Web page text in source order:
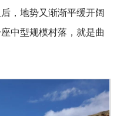
，地势又渐渐平缓开阔
中型规模村落，就是曲